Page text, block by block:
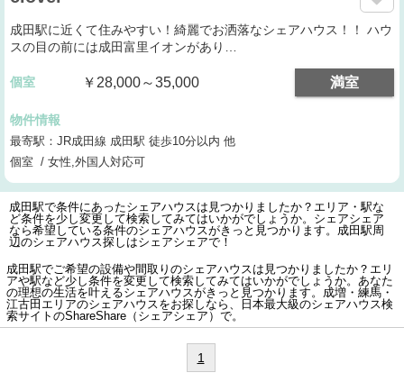
成田駅に近くて住みやすい！綺麗でお洒落なシェアハウス！！ ハウ
スの目の前には成田富里イオンがあり…
個室 ￥28,000～35,000 満室
物件情報
最寄駅：JR成田線 成田駅 徒歩10分以内 他
個室 / 女性,外国人対応可
成田駅で条件にあったシェアハウスは見つかりましたか？エリア・駅な
ど条件を少し変更して検索してみてはいかがでしょうか。シェアシェア
なら希望している条件のシェアハウスがきっと見つかります。成田駅周
辺のシェアハウス探しはシェアシェアで！
成田駅でご希望の設備や間取りのシェアハウスは見つかりましたか？エリ
アや駅など少し条件を変更して検索してみてはいかがでしょうか。あなた
の理想の生活を叶えるシェアハウスがきっと見つかります。成増・練馬・
江古田エリアのシェアハウスをお探しなら、日本最大級のシェアハウス検
索サイトのShareShare（シェアシェア）で。
1